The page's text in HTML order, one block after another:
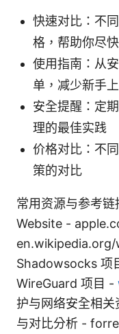
快速对比：不
格，帮助你尽
使用指南：从
单，减少新手
安全提醒：定
理的最佳实践
价格对比：不
策的对比
常用资源与参考
Website -
Shadowsocks
WireGuard 项目 -
护与网络安全相
与对比分析 -